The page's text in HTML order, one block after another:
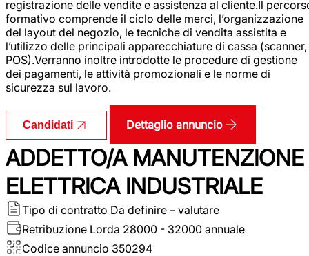
registrazione delle vendite e assistenza al cliente.Il
formativo comprende il ciclo delle merci, l’organizzazione
del layout del negozio, le tecniche di vendita assistita e
l’utilizzo delle principali apparecchiature di cassa (scanner,
POS).Verranno inoltre introdotte le procedure di gestione
dei pagamenti, le attività promozionali e le norme di
sicurezza sul lavoro.
Candidati Dettaglio annuncio
ADDETTO/A MANUTENZIONE
ELETTRICA INDUSTRIALE
Tipo di contratto Da definire – valutare
Retribuzione Lorda 28000 - 32000 annuale
Codice annuncio 350294